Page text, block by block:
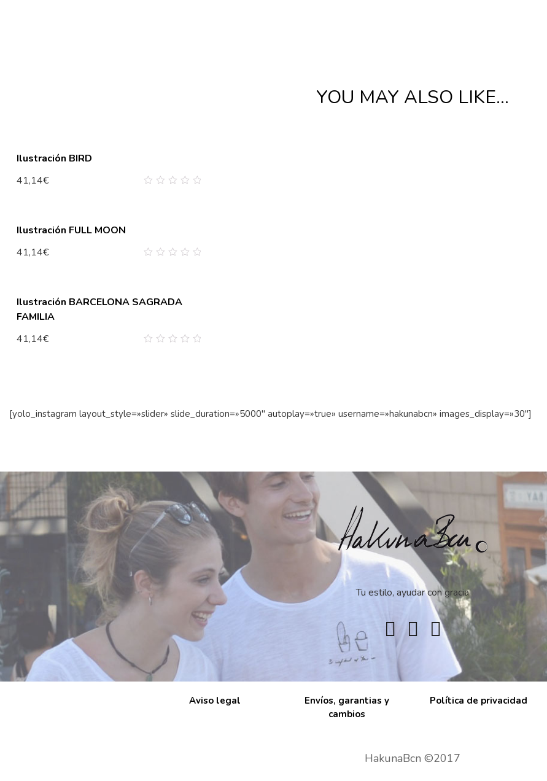
YOU MAY ALSO LIKE…
Ilustración BIRD
41,14€
Ilustración FULL MOON
41,14€
Ilustración BARCELONA SAGRADA
FAMILIA
41,14€
[yolo_instagram layout_style=»slider» slide_duration=»5000″ autoplay=»true» username=»hakunabcn» images_display=»30″]
Tu estilo, ayudar con gracia
Aviso legal
Envíos, garantias y
cambios
Política de privacidad
HakunaBcn ©2017